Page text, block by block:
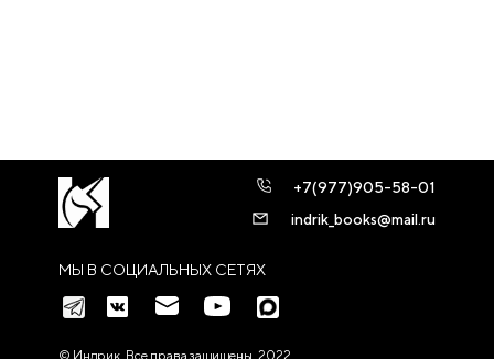
МЫ В СОЦИАЛЬНЫХ СЕТЯХ
+7(977)905-58-01
indrik_books@mail.ru
© Индрик. Все права защищены, 2022